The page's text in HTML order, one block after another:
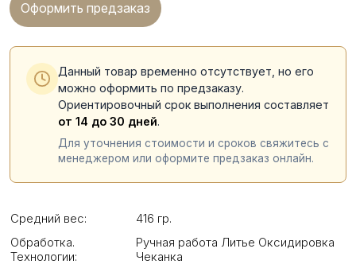
Оформить предзаказ
Данный товар временно отсутствует, но его
можно оформить по предзаказу.
Ориентировочный срок выполнения составляет
от 14 до 30 дней.
Для уточнения стоимости и сроков свяжитесь с
менеджером или оформите предзаказ онлайн.
Средний вес:
416 гр.
Обработка.
Технологии:
Ручная работа Литье Оксидировка
Чеканка